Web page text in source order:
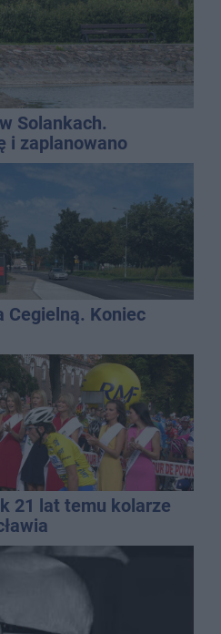
Solankach.
i zaplanowano
Cegielną. Koniec
21 lat temu kolarze